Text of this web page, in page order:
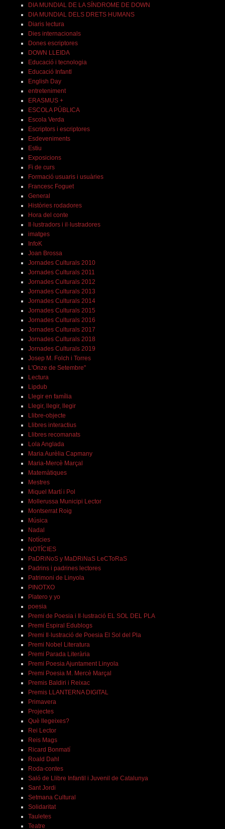
DIA MUNDIAL DE LA SÍNDROME DE DOWN
DIA MUNDIAL DELS DRETS HUMANS
Diaris lectura
Dies internacionals
Dones escriptores
DOWN LLEIDA
Educació i tecnologia
Educació Infantl
English Day
entreteniment
ERASMUS +
ESCOLA PÚBLICA
Escola Verda
Escriptors i escriptores
Esdeveniments
Estiu
Exposicions
Fi de curs
Formació usuaris i usuàries
Francesc Foguet
General
Històries rodadores
Hora del conte
Il·lustradors i il·lustradores
imatges
InfoK
Joan Brossa
Jornades Culturals 2010
Jornades Culturals 2011
Jornades Culturals 2012
Jornades Culturals 2013
Jornades Culturals 2014
Jornades Culturals 2015
Jornades Culturals 2016
Jornades Culturals 2017
Jornades Culturals 2018
Jornades Culturals 2019
Josep M. Folch i Torres
L'Onze de Setembre"
Lectura
Lipdub
Llegir en família
Llegir, llegir, llegir
Llibre-objecte
Llibres interactius
Llibres recomanats
Lola Anglada
Maria Aurèlia Capmany
Maria-Mercè Marçal
Matemàtiques
Mestres
Miquel Martí i Pol
Mollerussa Municipi Lector
Montserrat Roig
Música
Nadal
Notícies
NOTÍCIES
PaDRiNoS y MaDRiNaS LeCToRaS
Padrins i padrines lectores
Patrimoni de Linyola
PINOTXO
Platero y yo
poesia
Premi de Poesia i Il·lustració EL SOL DEL PLA
Premi Espiral Edublogs
Premi Il·lustració de Poesia El Sol del Pla
Premi Nobel Literatura
Premi Parada Literària
Premi Poesia Ajuntament Linyola
Premi Poesia M. Mercè Marçal
Premis Baldiri i Reixac
Premis LLANTERNA DIGITAL
Primavera
Projectes
Què llegeixes?
Rei Lector
Reis Mags
Ricard Bonmatí
Roald Dahl
Roda-contes
Saló de Llibre Infantil i Juvenil de Catalunya
Sant Jordi
Setmana Cultural
Solidaritat
Tauletes
Teatre